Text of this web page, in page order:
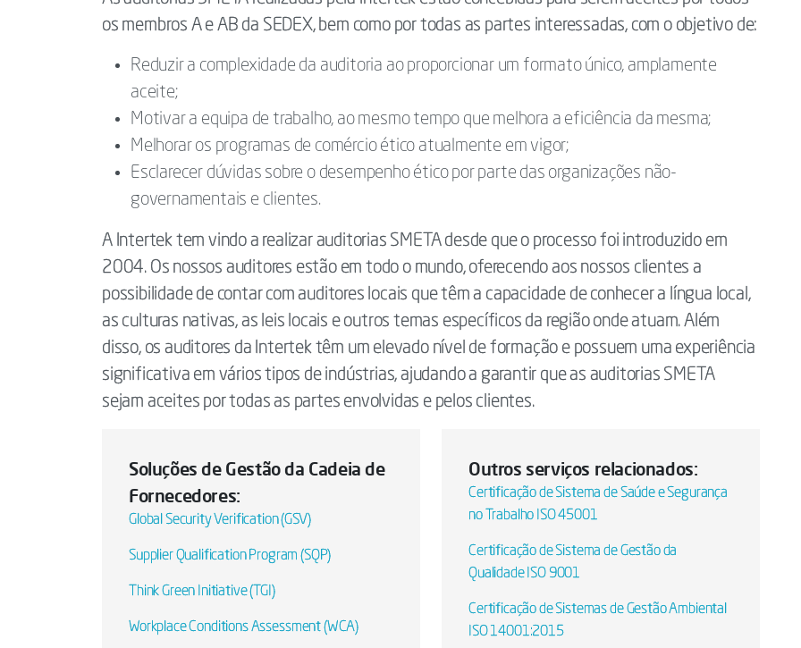
os membros A e AB da SEDEX, bem como por todas as partes interessadas, com o objetivo de:
Reduzir a complexidade da auditoria ao proporcionar um formato único, amplamente
aceite;
Motivar a equipa de trabalho, ao mesmo tempo que melhora a eficiência da mesma;
Melhorar os programas de comércio ético atualmente em vigor;
Esclarecer dúvidas sobre o desempenho ético por parte das organizações não-
governamentais e clientes.
A Intertek tem vindo a realizar auditorias SMETA desde que o processo foi introduzido em
2004. Os nossos auditores estão em todo o mundo, oferecendo aos nossos clientes a
possibilidade de contar com auditores locais que têm a capacidade de conhecer a língua local,
as culturas nativas, as leis locais e outros temas específicos da região onde atuam. Além
disso, os auditores da Intertek têm um elevado nível de formação e possuem uma experiência
significativa em vários tipos de indústrias, ajudando a garantir que as auditorias SMETA
sejam aceites por todas as partes envolvidas e pelos clientes.
Soluções de Gestão da Cadeia de
Fornecedores:
Global Security Verification (GSV)
Supplier Qualification Program (SQP)
Think Green Initiative (TGI)
Workplace Conditions Assessment (WCA)
Outros serviços relacionados:
Certificação de Sistema de Saúde e Segurança
no Trabalho ISO 45001
Certificação de Sistema de Gestão da
Qualidade ISO 9001
Certificação de Sistemas de Gestão Ambiental
ISO 14001:2015